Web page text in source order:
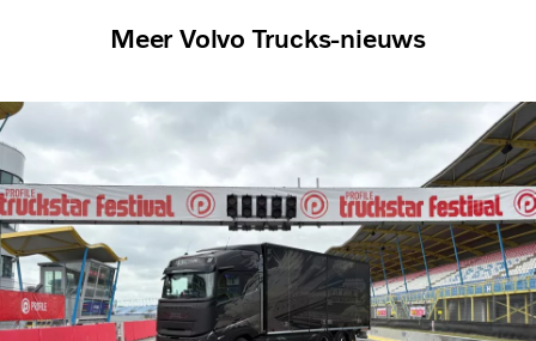
Meer Volvo Trucks-nieuws